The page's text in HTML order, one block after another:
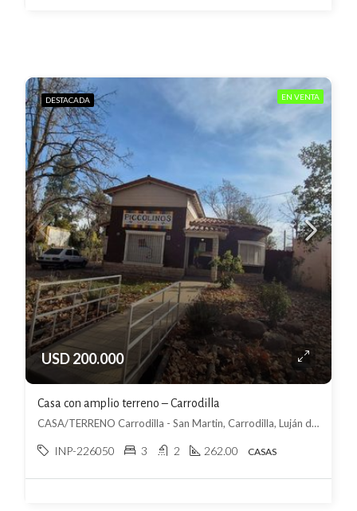
DESTACADA EN VENTA
USD 200.000
Casa con amplio terreno – Carrodilla
CASA/TERRENO Carrodilla - San Martin, Carrodilla, Luján de Cuyo
INP-226050 3 2 262.00 CASAS